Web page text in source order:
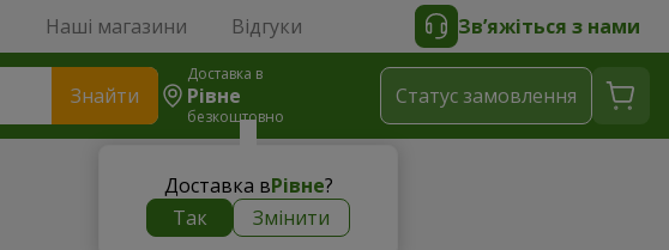
Наші магазини Відгуки Зв’яжіться з нами
Знайти
Доставка в
Рівне
безкоштовно
Доставка вРівне?
Так
Змінити
Статус замовлення